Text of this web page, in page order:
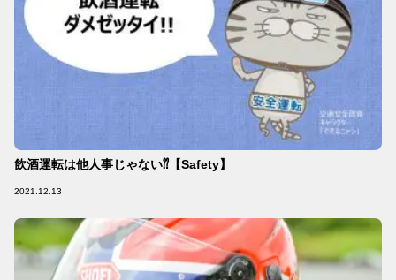
飲酒運転は他人事じゃない⁇【Safety】
2021.12.13